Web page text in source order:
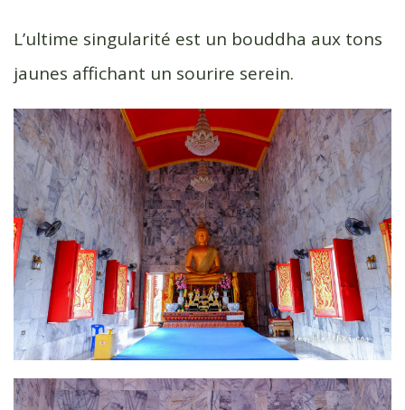
L’ultime singularité est un bouddha aux tons
jaunes affichant un sourire serein.